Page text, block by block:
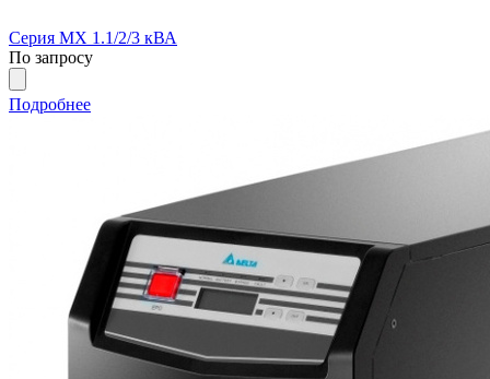
Серия MX 1.1/2/3 кВА
По запросу
Подробнее